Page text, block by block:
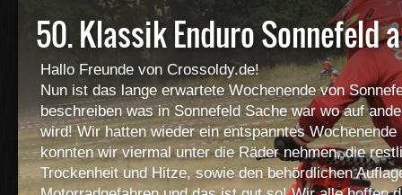
50. Klassik Enduro Sonnefeld
Hallo Freunde von Crossoldy.de!
Nun ist das lange erwartete Wochenende von
beschreiben was in Sonnefeld Sache war wo auf
wird! Wir hatten wieder ein entspanntes
konnten wir viermal unter die Räder nehmen, die
Trockenheit und Hitze, sowie den behördlichen